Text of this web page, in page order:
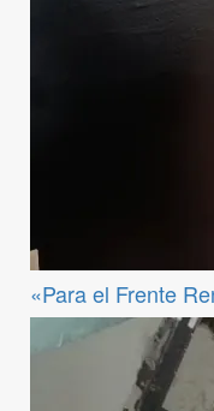
«Para el Frente